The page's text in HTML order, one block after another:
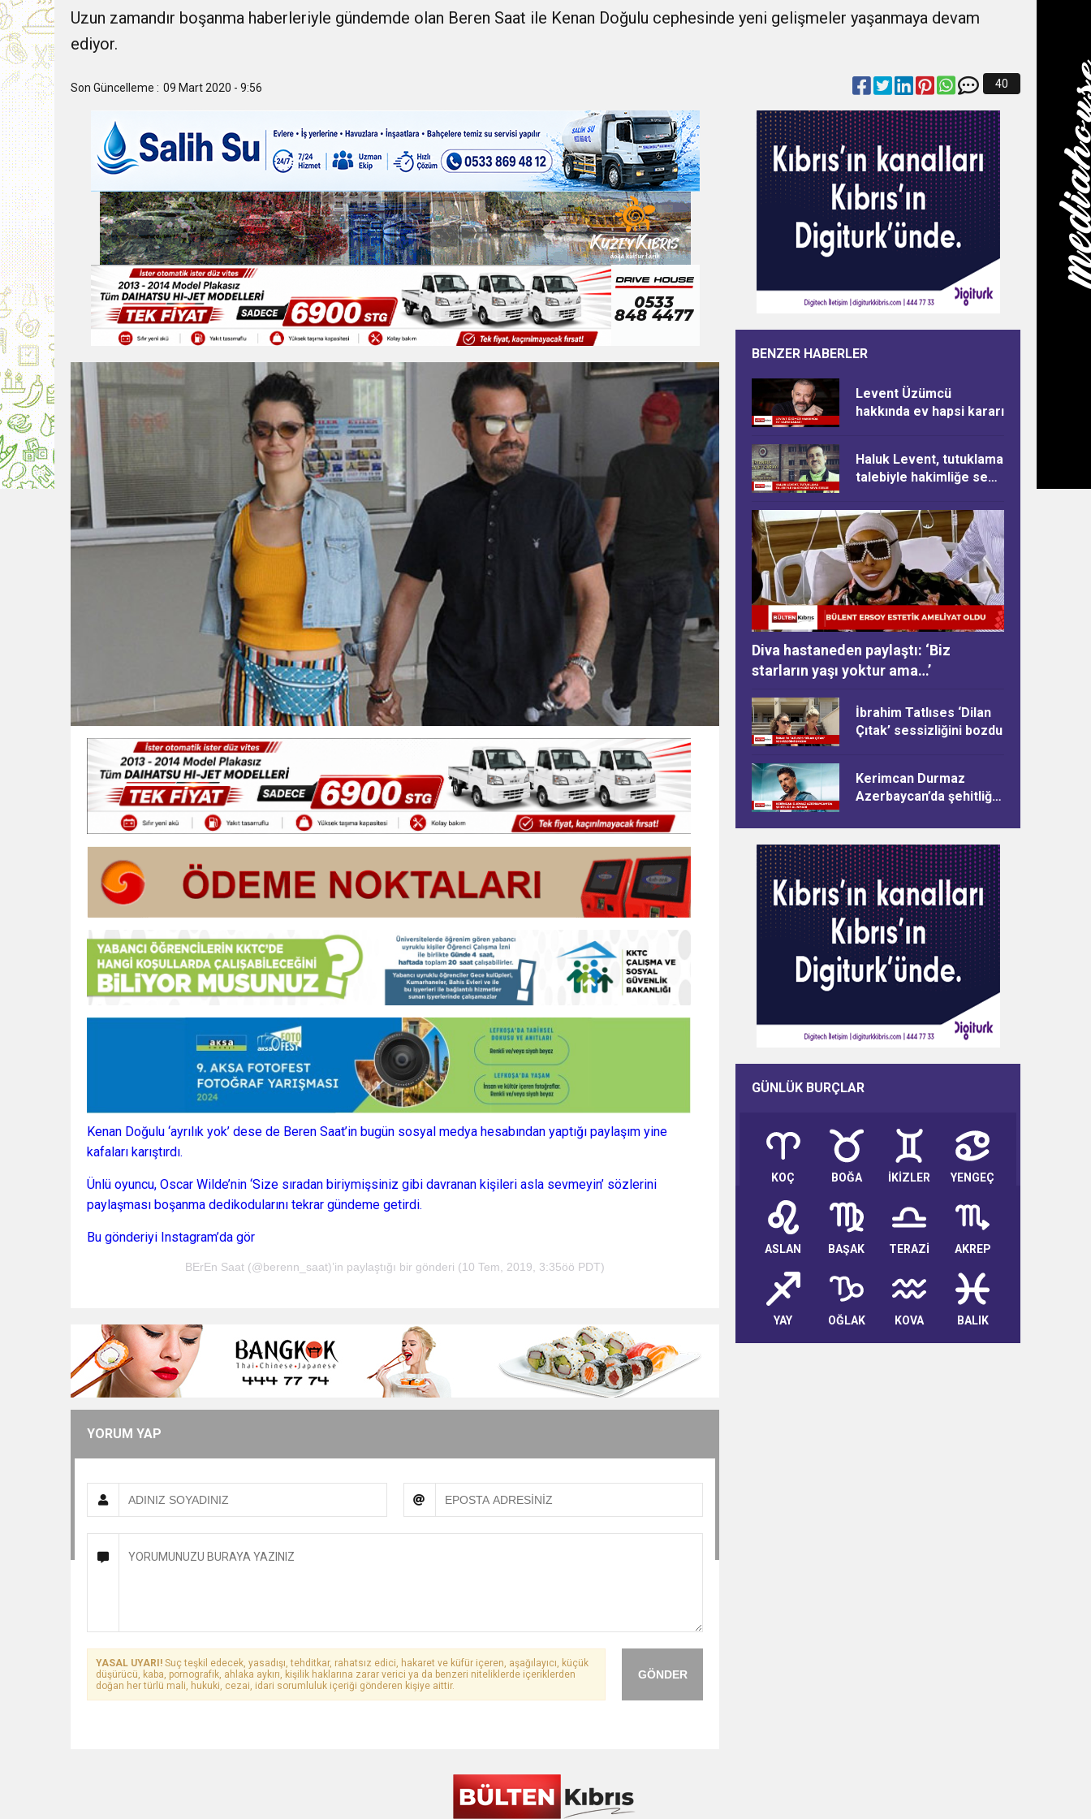
9:30 SON DAKİKA
BEROVA: HAYAT PAHALILIĞI ÖNGÖRÜMÜZ YÜZDE 7.5 İLE 8.5 ARASINDA
Cumhurbaşkanı Erhürman sergi açılışında fenalaşarak hastaneye kaldırıldı
Uzun zamandır boşanma haberleriyle gündemde olan Beren Saat ile Kenan Doğulu cephesinde yeni gelişmeler yaşanmaya devam
ediyor.
Son Güncelleme : 09 Mart 2020 - 9:56 40
Kenan Doğulu ‘ayrılık yok’ dese de Beren Saat’in bugün sosyal medya hesabından yaptığı paylaşım yine
kafaları karıştırdı.
Ünlü oyuncu, Oscar Wilde’nin ‘Size sıradan biriymişsiniz gibi davranan kişileri asla sevmeyin’ sözlerini
paylaşması boşanma dedikodularını tekrar gündeme getirdi.
Bu gönderiyi Instagram’da gör
BErEn Saat (@berenn_saat)’in paylaştığı bir gönderi (10 Tem, 2019, 3:35öö PDT)
YORUM YAP
GÖNDER
YASAL UYARI! Suç teşkil edecek, yasadışı, tehditkar, rahatsız edici, hakaret ve küfür içeren, aşağılayıcı, küçük
düşürücü, kaba, pornografik, ahlaka aykırı, kişilik haklarına zarar verici ya da benzeri niteliklerde içeriklerden
doğan her türlü mali, hukuki, cezai, idari sorumluluk içeriği gönderen kişiye aittir.
BENZER HABERLER
Levent Üzümcü
hakkında ev hapsi kararı
Haluk Levent, tutuklama
talebiyle hakimliğe sevk
Diva hastaneden paylaştı: ‘Biz
starların yaşı yoktur ama…’
İbrahim Tatlıses ‘Dilan
Çıtak’ sessizliğini bozdu
Kerimcan Durmaz
Azerbaycan’da şehitliğe
GÜNLÜK BURÇLAR
KOÇ BOĞA İKİZLER YENGEÇ
ASLAN BAŞAK TERAZİ AKREP
YAY OĞLAK KOVA BALIK